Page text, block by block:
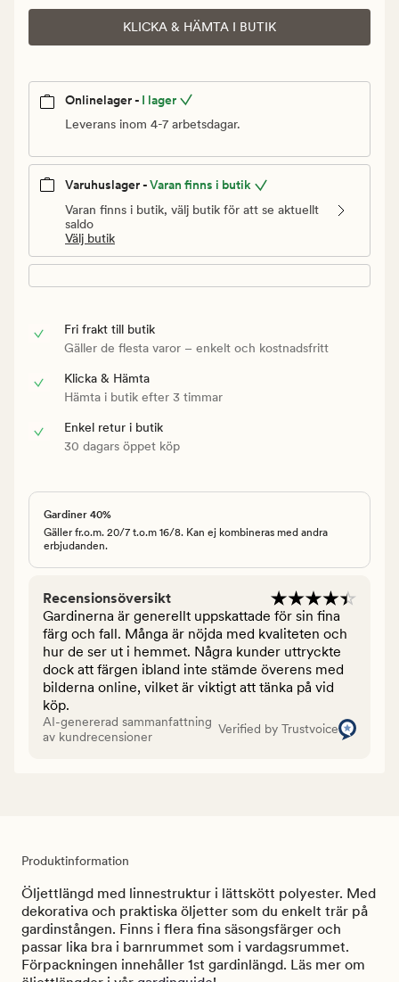
KLICKA & HÄMTA I BUTIK
Onlinelager - I lager
Leverans inom 4-7 arbetsdagar.
Varuhuslager -Varan finns i butik
Varan finns i butik, välj butik för att se aktuellt
saldo
Välj butik
Fri frakt till butik
Gäller de flesta varor – enkelt och kostnadsfritt
Klicka & Hämta
Hämta i butik efter 3 timmar
Enkel retur i butik
30 dagars öppet köp
Gardiner 40%
Gäller fr.o.m. 20/7 t.o.m 16/8. Kan ej kombineras med andra
erbjudanden.
Recensionsöversikt
Gardinerna är generellt uppskattade för sin fina
färg och fall. Många är nöjda med kvaliteten och
hur de ser ut i hemmet. Några kunder uttryckte
dock att färgen ibland inte stämde överens med
bilderna online, vilket är viktigt att tänka på vid
köp.
AI-genererad sammanfattning
av kundrecensioner
Verified by Trustvoice
Produktinformation
Öljettlängd med linnestruktur i lättskött polyester. Med
dekorativa och praktiska öljetter som du enkelt trär på
gardinstången. Finns i flera fina säsongsfärger och
passar lika bra i barnrummet som i vardagsrummet.
Förpackningen innehåller 1st gardinlängd. Läs mer om